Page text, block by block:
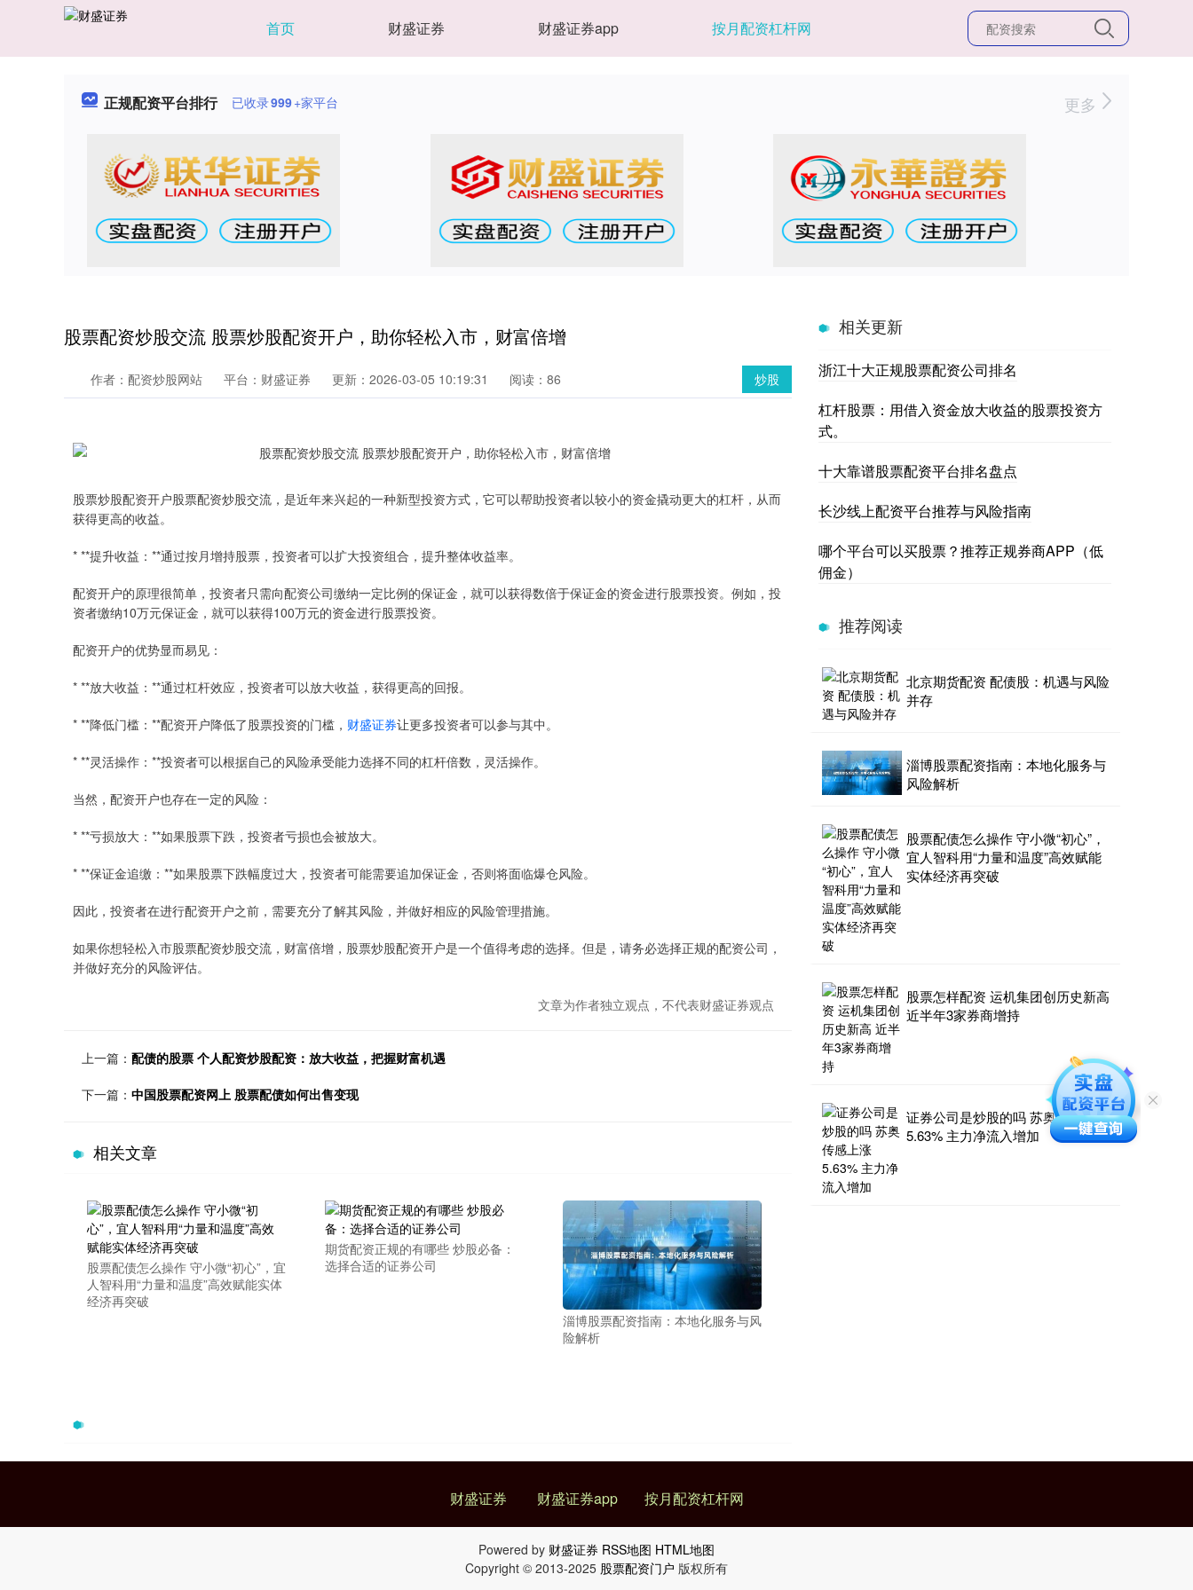
首页 财盛证券 财盛证券app 按月配资杠杆网
正规配资平台排行 已收录999+家平台 更多
股票配资炒股交流 股票炒股配资开户，助你轻松入市，财富倍增
炒股
作者：配资炒股网站 平台：财盛证券 更新：2026-03-05 10:19:31 阅读：86
股票炒股配资开户股票配资炒股交流，是近年来兴起的一种新型投资方式，它可以帮助投资者以较小的资金撬动更大的杠杆，从而
获得更高的收益。
* **提升收益：**通过按月增持股票，投资者可以扩大投资组合，提升整体收益率。
配资开户的原理很简单，投资者只需向配资公司缴纳一定比例的保证金，就可以获得数倍于保证金的资金进行股票投资。例如，投
资者缴纳10万元保证金，就可以获得100万元的资金进行股票投资。
配资开户的优势显而易见：
* **放大收益：**通过杠杆效应，投资者可以放大收益，获得更高的回报。
* **降低门槛：**配资开户降低了股票投资的门槛， 财盛证券让更多投资者可以参与其中。
* **灵活操作：**投资者可以根据自己的风险承受能力选择不同的杠杆倍数，灵活操作。
当然，配资开户也存在一定的风险：
* **亏损放大：**如果股票下跌，投资者亏损也会被放大。
* **保证金追缴：**如果股票下跌幅度过大，投资者可能需要追加保证金，否则将面临爆仓风险。
因此，投资者在进行配资开户之前，需要充分了解其风险，并做好相应的风险管理措施。
如果你想轻松入市股票配资炒股交流，财富倍增，股票炒股配资开户是一个值得考虑的选择。但是，请务必选择正规的配资公司，
并做好充分的风险评估。
文章为作者独立观点，不代表财盛证券观点
上一篇： 配债的股票 个人配资炒股配资：放大收益，把握财富机遇
下一篇： 中国股票配资网上 股票配债如何出售变现
相关文章
股票配债怎么操作 守小微“初心”，宜
人智科用“力量和温度”高效赋能实体
经济再突破
期货配资正规的有哪些 炒股必备：
选择合适的证券公司
淄博股票配资指南：本地化服务与风
险解析
相关更新
浙江十大正规股票配资公司排名
杠杆股票：用借入资金放大收益的股票投资方
式。
十大靠谱股票配资平台排名盘点
长沙线上配资平台推荐与风险指南
哪个平台可以买股票？推荐正规券商APP（低
佣金）
推荐阅读
北京期货配资 配债股：机遇与风险
并存
淄博股票配资指南：本地化服务与
风险解析
股票配债怎么操作 守小微“初心”，
宜人智科用“力量和温度”高效赋能
实体经济再突破
股票怎样配资 运机集团创历史新高
近半年3家券商增持
证券公司是炒股的吗 苏奥传感上涨
5.63% 主力净流入增加
财盛证券 财盛证券app 按月配资杠杆网
Powered by 财盛证券 RSS地图 HTML地图
Copyright © 2013-2025 股票配资门户 版权所有